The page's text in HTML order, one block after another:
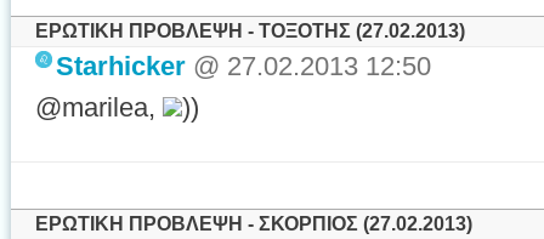
ΕΡΩΤΙΚΗ ΠΡΟΒΛΕΨΗ - ΤΟΞΟΤΗΣ (27.02.2013)
Starhicker @ 27.02.2013 12:50
@marilea,
))
ΕΡΩΤΙΚΗ ΠΡΟΒΛΕΨΗ - ΣΚΟΡΠΙΟΣ (27.02.2013)